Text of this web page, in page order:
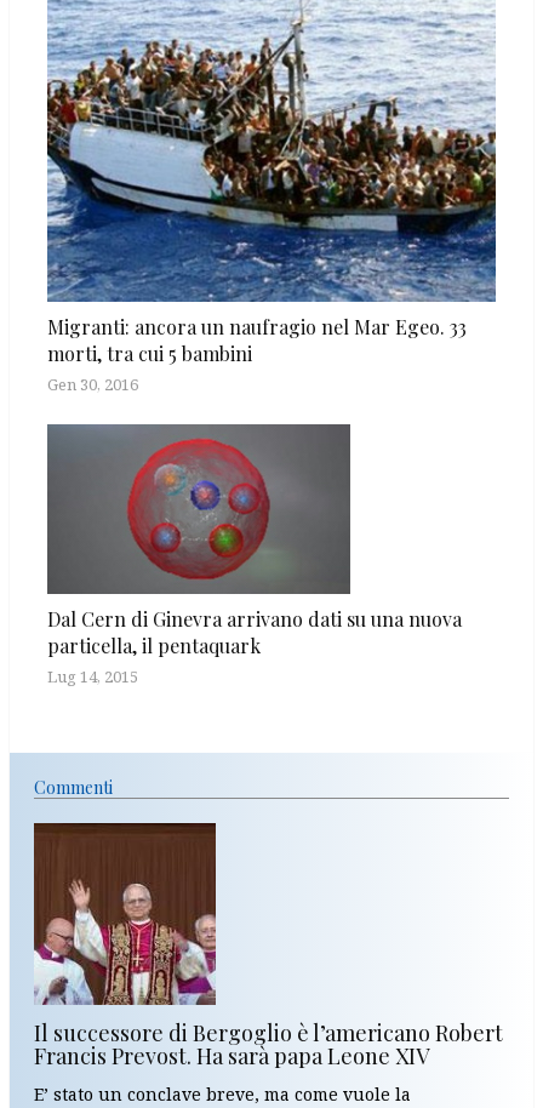
Migranti: ancora un naufragio nel Mar Egeo. 33
morti, tra cui 5 bambini
Gen 30, 2016
Dal Cern di Ginevra arrivano dati su una nuova
particella, il pentaquark
Lug 14, 2015
Commenti
Il successore di Bergoglio è l’americano Robert
Francis Prevost. Ha sarà papa Leone XIV
E’ stato un conclave breve, ma come vuole la